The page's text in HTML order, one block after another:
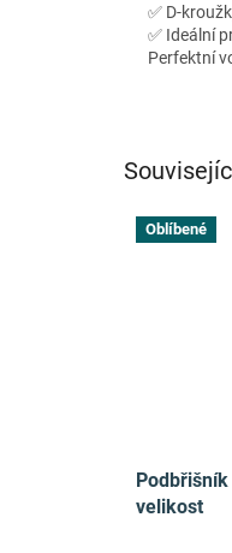
Oblíbené
velikost
✅ D-
✅ Ideální
Perfektní